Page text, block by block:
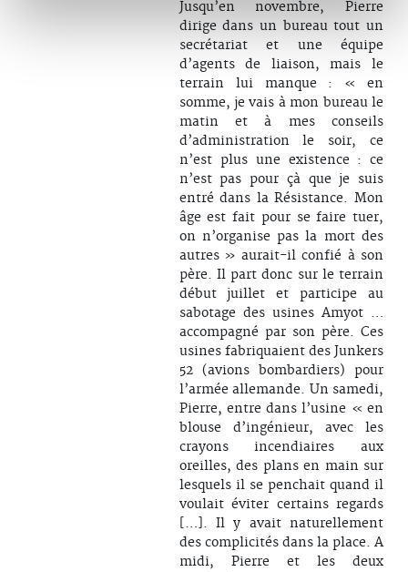
Jusqu’en novembre, Pierre
dirige dans un bureau tout un
secrétariat et une équipe
d’agents de liaison, mais le
terrain lui manque : « en
somme, je vais à mon bureau le
matin et à mes conseils
d’administration le soir, ce
n’est plus une existence : ce
n’est pas pour çà que je suis
entré dans la Résistance. Mon
âge est fait pour se faire tuer,
on n’organise pas la mort des
autres » aurait-il confié à son
père. Il part donc sur le terrain
début juillet et participe au
sabotage des usines Amyot …
accompagné par son père. Ces
usines fabriquaient des Junkers
52 (avions bombardiers) pour
l’armée allemande. Un samedi,
Pierre, entre dans l’usine « en
blouse d’ingénieur, avec les
crayons incendiaires aux
oreilles, des plans en main sur
lesquels il se penchait quand il
voulait éviter certains regards
[…]. Il y avait naturellement
des complicités dans la place. A
midi, Pierre et les deux